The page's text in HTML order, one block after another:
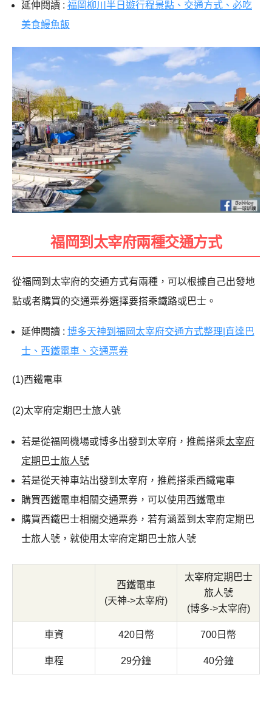
延伸閱讀 : 福岡柳川半日遊行程景點、交通方式、必吃
美食鰻魚飯
福岡到 太宰府兩種交通方式
從福岡到太宰府的交通方式有兩種，可以根據自己出發地
點或者購買的交通票券選擇要搭乘鐵路或巴士。
延伸閱讀 : 博多天神到福岡太宰府交通方式整理|直達巴
士、西鐵電車、交通票券
(1)西鐵電車
(2)太宰府定期巴士旅人號
若是從福岡機場或博多出發到太宰府，推薦搭乘太宰府
定期巴士旅人號
若是從天神車站出發到太宰府，推薦搭乘西鐵電車
購買西鐵電車相關交通票券，可以使用西鐵電車
購買西鐵巴士相關交通票券，若有涵蓋到太宰府定期巴
士旅人號，就使用太宰府定期巴士旅人號
西鐵電車
(天神->太宰府)
太宰府定期巴士
旅人號
(博多->太宰府)
車資 420日幣 700日幣
車程 29分鐘 40分鐘